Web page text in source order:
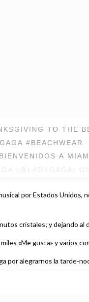
TO THE
#BEACHWEAR
A
por Estados Unidos,
cristales; y dejando
«Me gusta» y varios
por alegrarnos la tarde-